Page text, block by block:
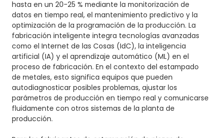
hasta en un 20-25 % mediante la monitorización de
datos en tiempo real, el mantenimiento predictivo y la
optimización de la programación de la producción. La
fabricación inteligente integra tecnologías avanzadas
como el Internet de las Cosas (IdC), la inteligencia
artificial (IA) y el aprendizaje automático (ML) en el
proceso de fabricación. En el contexto del estampado
de metales, esto significa equipos que pueden
autodiagnosticar posibles problemas, ajustar los
parámetros de producción en tiempo real y comunicarse
fluidamente con otros sistemas de la planta de
producción.